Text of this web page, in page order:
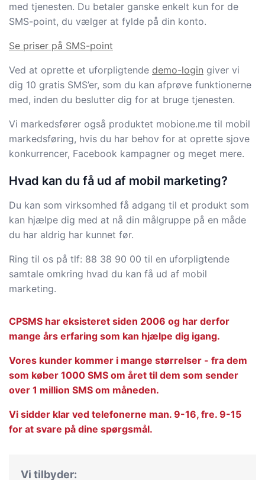
med tjenesten. Du betaler ganske enkelt kun for de
SMS-point, du vælger at fylde på din konto.
Se priser på SMS-point
Ved at oprette et uforpligtende demo-login giver vi
dig 10 gratis SMS’er, som du kan afprøve funktionerne
med, inden du beslutter dig for at bruge tjenesten.
Vi markedsfører også produktet mobione.me til mobil
markedsføring, hvis du har behov for at oprette sjove
konkurrencer, Facebook kampagner og meget mere.
Hvad kan du få ud af mobil marketing?
Du kan som virksomhed få adgang til et produkt som
kan hjælpe dig med at nå din målgruppe på en måde
du har aldrig har kunnet før.
Ring til os på tlf: 88 38 90 00 til en uforpligtende
samtale omkring hvad du kan få ud af mobil
marketing.
CPSMS har eksisteret siden 2006 og har derfor
mange års erfaring som kan hjælpe dig igang.
Vores kunder kommer i mange størrelser - fra dem
som køber 1000 SMS om året til dem som sender
over 1 million SMS om måneden.
Vi sidder klar ved telefonerne man. 9-16, fre. 9-15
for at svare på dine spørgsmål.
Vi tilbyder: